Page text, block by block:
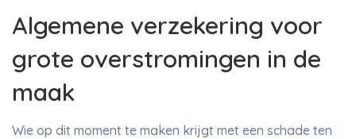
Algemene verzekering voor
grote overstromingen in de
maak
Wie op dit moment te maken krijgt met een schade ten